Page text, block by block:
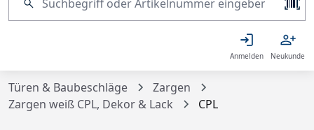
Anmelden Neukunde
Türen & Baubeschläge
Zargen
Zargen weiß CPL, Dekor & Lack
CPL